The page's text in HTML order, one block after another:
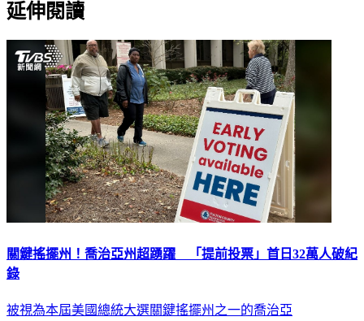
延伸閱讀
關鍵搖擺州！喬治亞州超踴躍 「提前投票」首日32萬人破紀
錄
被視為本屆美國總統大選關鍵搖擺州之一的喬治亞